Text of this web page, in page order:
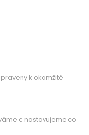
k okamžité
a nastavujeme co